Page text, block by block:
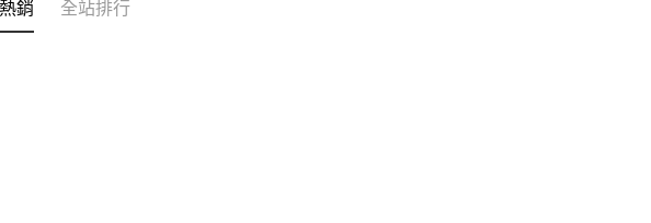
銷 全站排行